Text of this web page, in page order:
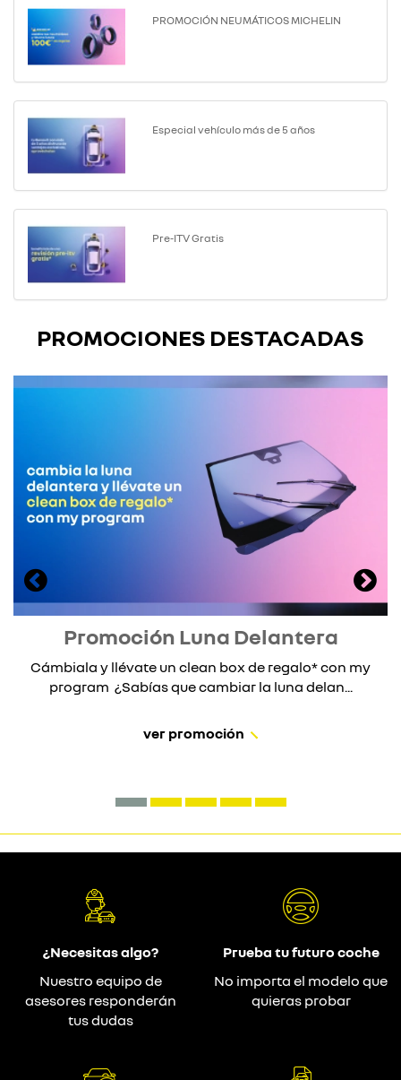
PROMOCIÓN NEUMÁTICOS MICHELIN
Especial vehículo más de 5 años
Pre-ITV Gratis
PROMOCIONES DESTACADAS
Promoción Luna Delantera
Cámbiala y llévate un clean box de regalo* con my
program ¿Sabías que cambiar la luna delan...
ver promoción
¿Necesitas algo?
Nuestro equipo de
asesores responderán
tus dudas
Prueba tu futuro coche
No importa el modelo que
quieras probar